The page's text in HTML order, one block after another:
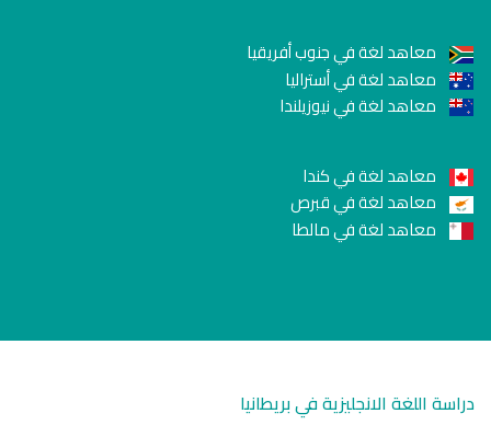
معاهد لغة في جنوب أفريقيا
معاهد لغة في أستراليا
معاهد لغة في نيوزيلندا
معاهد لغة في كندا
معاهد لغة في قبرص
معاهد لغة في مالطا
دراسة اللغة الانجليزية في بريطانيا